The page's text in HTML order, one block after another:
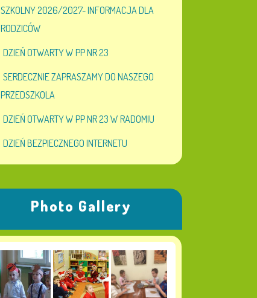
SZKOLNY 2026/2027- INFORMACJA DLA
RODZICÓW
DZIEŃ OTWARTY W PP NR 23
SERDECZNIE ZAPRASZAMY DO NASZEGO
PRZEDSZKOLA
DZIEŃ OTWARTY W PP NR 23 W RADOMIU
DZIEŃ BEZPIECZNEGO INTERNETU
Photo Gallery